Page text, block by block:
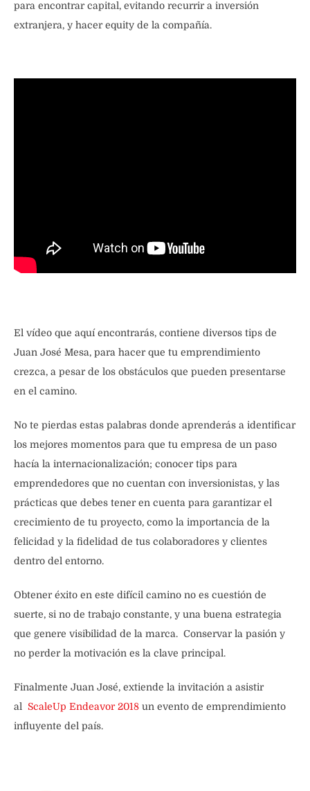
para encontrar capital, evitando recurrir a inversión
extranjera, y hacer equity de la compañía.
El vídeo que aquí encontrarás, contiene diversos tips de
Juan José Mesa, para hacer que tu emprendimiento
crezca, a pesar de los obstáculos que pueden presentarse
en el camino.
No te pierdas estas palabras donde aprenderás a identificar
los mejores momentos para que tu empresa de un paso
hacía la internacionalización; conocer tips para
emprendedores que no cuentan con inversionistas, y las
prácticas que debes tener en cuenta para garantizar el
crecimiento de tu proyecto, como la importancia de la
felicidad y la fidelidad de tus colaboradores y clientes
dentro del entorno.
Obtener éxito en este difícil camino no es cuestión de
suerte, si no de trabajo constante, y una buena estrategia
que genere visibilidad de la marca. Conservar la pasión y
no perder la motivación es la clave principal.
Finalmente Juan José, extiende la invitación a asistir
al ScaleUp Endeavor 2018 un evento de emprendimiento
influyente del país.